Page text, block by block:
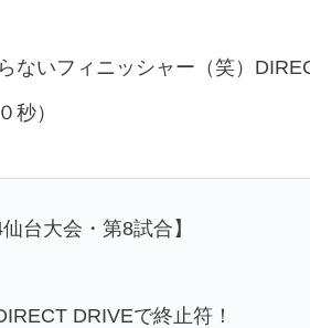
ないフィニッシャー（笑）
秒）
仙台大会・第8試合】
DRIVEで終止符！